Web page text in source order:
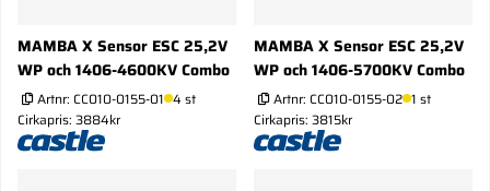
MAMBA X Sensor ESC 25,2V
WP och 1406-4600KV Combo
Artnr: CC010-0155-01 4 st
Cirkapris: 3884kr
MAMBA X Sensor ESC 25,2V
WP och 1406-5700KV Combo
Artnr: CC010-0155-02 1 st
Cirkapris: 3815kr